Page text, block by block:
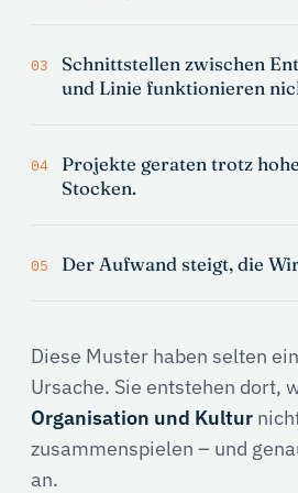
03
Schnittstellen zwischen
und Linie funktionieren
04
Projekte geraten trotz
Stocken.
05 Der Aufwand steigt, die
Diese Muster haben selten
Ursache. Sie entstehen dort,
Organisation und Kultur
zusammenspielen – und
an.